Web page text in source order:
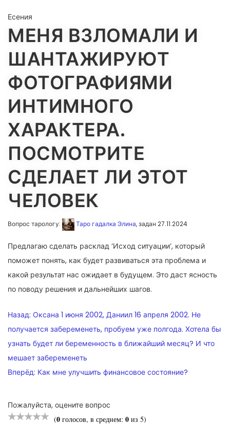
Есения
МЕНЯ ВЗЛОМАЛИ И
ШАНТАЖИРУЮТ
ФОТОГРАФИЯМИ
ИНТИМНОГО
ХАРАКТЕРА.
ПОСМОТРИТЕ
СДЕЛАЕТ ЛИ ЭТОТ
ЧЕЛОВЕК
Вопрос тарологу: Таро гадалка Элина, задан 27.11.2024
Предлагаю сделать расклад ‘Исход ситуации’, который
поможет понять, как будет развиваться эта проблема и
какой результат нас ожидает в будущем. Это даст ясность
по поводу решения и дальнейших шагов.
НАВИГАЦИЯ
ПО
ЗАПИСЯМ
Назад: Оксана 1 июня 2002, Даниил 16 апреля 2002. Не
получается забеременеть, пробуем уже полгода. Хотела бы
узнать будет ли беременность в ближайший месяц? И что
мешает забеременеть
Вперёд: Как мне улучшить финансовое состояние?
Пожалуйста, оцените вопрос
(0 голосов, в среднем: 0 из 5)